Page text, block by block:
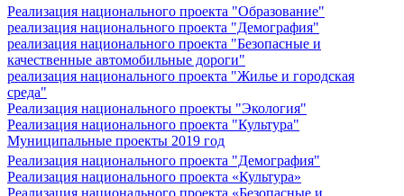
Реализация национального проекта "Образование"
реализация национального проекта "Демография"
реализация национального проекта "Безопасные и
качественные автомобильные дороги"
реализация национального проекта "Жилье и городская
среда"
Реализация национального проекты "Экология"
Реализация национального проекта "Культура"
Муниципальные проекты 2019 год
Реализация национального проекта "Демография"
Реализация национального проекта «Культура»
Реализация национального проекта «Безопасные и